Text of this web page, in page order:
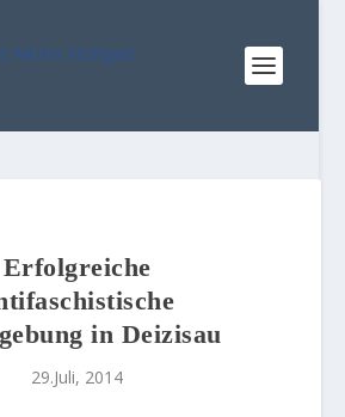
Erfolgreiche
in Deizisau
29.Juli, 2014